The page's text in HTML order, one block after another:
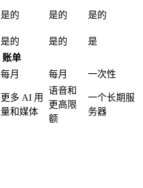
是的 是的 是的
是的 是的
是
账单
每月 每月 一次性
更多 AI 用
量和媒体
语音和
更高限
额
一个长期服
务器